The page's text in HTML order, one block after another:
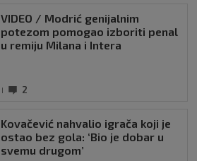
VIDEO / Modrić genijalnim
potezom pomogao izboriti penal
u remiju Milana i Intera
2
Kovačević nahvalio igrača koji je
ostao bez gola: ‘Bio je dobar u
svemu drugom’